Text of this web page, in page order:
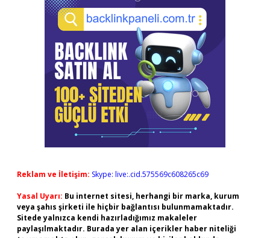
Reklam ve İletişim: Skype: live:.cid.575569c608265c69
Yasal Uyarı: Bu internet sitesi, herhangi bir marka, kurum
veya şahıs şirketi ile hiçbir bağlantısı bulunmamaktadır.
Sitede yalnızca kendi hazırladığımız makaleler
paylaşılmaktadır. Burada yer alan içerikler haber niteliği